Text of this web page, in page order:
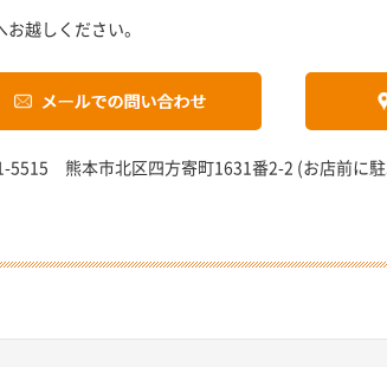
越しください。
5515 熊本市北区四方寄町1631番2-2 (お店前に